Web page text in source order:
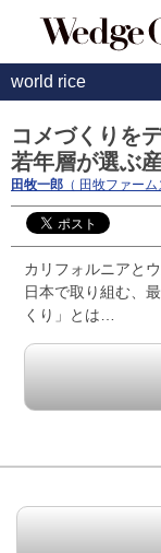
world rice
コメづくりを
若年層が選ぶ
田牧一郎 （ 田牧ファーム
カリフォルニアと
日本で取り組む、
くり」とは…